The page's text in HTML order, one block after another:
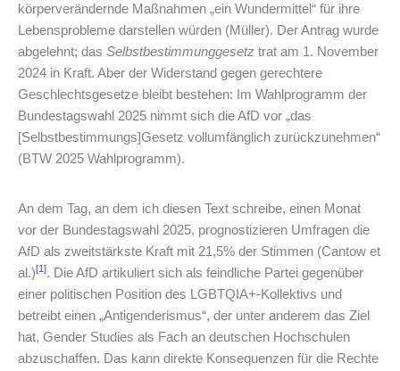
körperverändernde Maßnahmen „ein Wundermittel“ für ihre
Lebensprobleme darstellen würden (Müller). Der Antrag wurde
abgelehnt; das Selbstbestimmunggesetztrat am 1. November
2024 in Kraft. Aber der Widerstand gegen gerechtere
Geschlechtsgesetze bleibt bestehen: Im Wahlprogramm der
Bundestagswahl 2025 nimmt sich die AfD vor „das
[Selbstbestimmungs]Gesetz vollumfänglich zurückzunehmen“
(BTW 2025 Wahlprogramm).
An dem Tag, an dem ich diesen Text schreibe, einen Monat
vor der Bundestagswahl 2025, prognostizieren Umfragen die
AfD als zweitstärkste Kraft mit 21,5% der Stimmen (Cantow et
al.)[1]. Die AfD artikuliert sich als feindliche Partei gegenüber
einer politischen Position des LGBTQIA+-Kollektivs und
betreibt einen „Antigenderismus“, der unter anderem das Ziel
hat, Gender Studies als Fach an deutschen Hochschulen
abzuschaffen. Das kann direkte Konsequenzen für die Rechte